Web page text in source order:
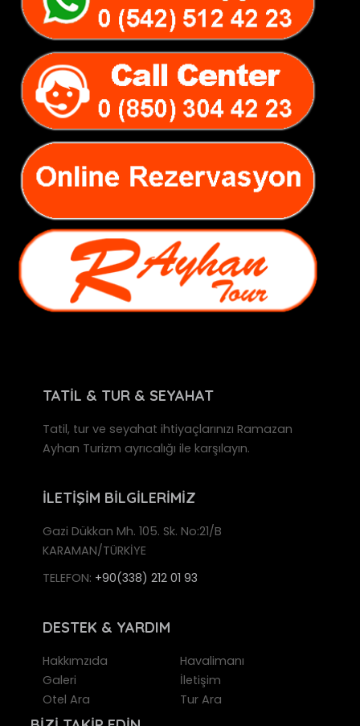
TATİL & TUR & SEYAHAT
Tatil, tur ve seyahat ihtiyaçlarınızı Ramazan
Ayhan Turizm ayrıcalığı ile karşılayın.
İLETİŞİM BİLGİLERİMİZ
Gazi Dükkan Mh. 105. Sk. No:21/B
KARAMAN/TÜRKİYE
TELEFON: +90(338) 212 01 93
DESTEK & YARDIM
Hakkımzıda
Havalimanı
Galeri
İletişim
Otel Ara
Tur Ara